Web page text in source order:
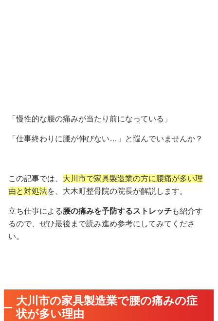
「慢性的な腰の痛みが当たり前になっている」
「仕事終わりに腰が伸びない…」と悩んでいませんか？
この記事では、 大川市で家具製造業の方に腰痛が多い理
由と対処法を、大木町整骨院の院長が解説します。
立ち仕事による腰の痛みを予防するストレッチも紹介す
るので、ぜひ最後まで読み進め参考にしてみてくださ
い。
大川市の家具製造業で腰の痛みの症
状が多い理由